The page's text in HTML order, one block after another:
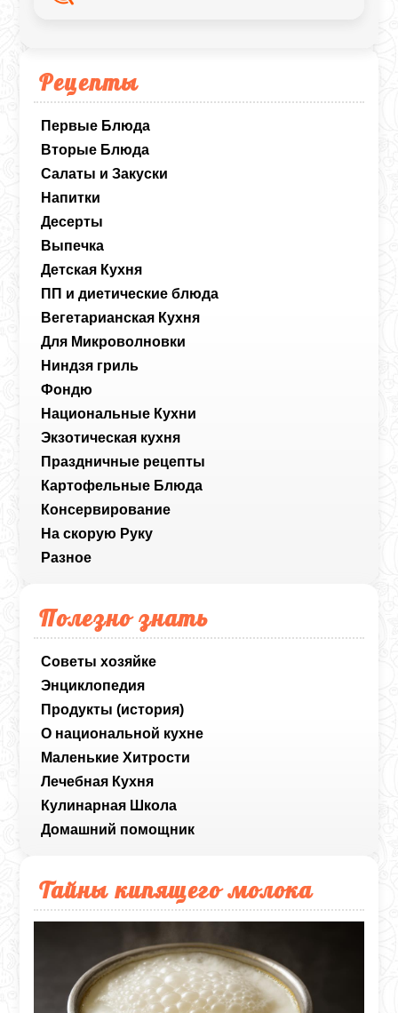
Рецепты
Первые Блюда
Вторые Блюда
Салаты и Закуски
Напитки
Десерты
Выпечка
Детская Кухня
ПП и диетические блюда
Вегетарианская Кухня
Для Микроволновки
Ниндзя гриль
Фондю
Национальные Кухни
Экзотическая кухня
Праздничные рецепты
Картофельные Блюда
Консервирование
На скорую Руку
Разное
Полезно знать
Советы хозяйке
Энциклопедия
Продукты (история)
О национальной кухне
Маленькие Хитрости
Лечебная Кухня
Кулинарная Школа
Домашний помощник
Тайны кипящего молока